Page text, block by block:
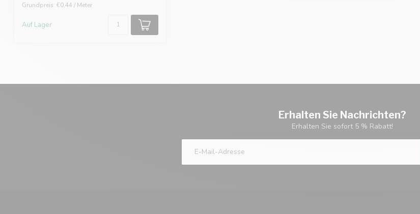
Grundpreis: €0,44 / Meter
Auf Lager
Erhalten Sie Nachrichten?
Erhalten Sie sofort 5 % Rabatt!